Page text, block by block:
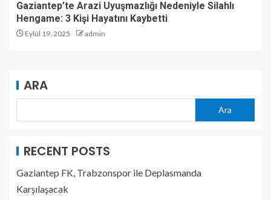
Gaziantep’te Arazi Uyuşmazlığı Nedeniyle Silahlı
Hengame: 3 Kişi Hayatını Kaybetti
Eylül 19, 2025 admin
ARA
Ara
RECENT POSTS
Gaziantep FK, Trabzonspor ile Deplasmanda
Karşılaşacak